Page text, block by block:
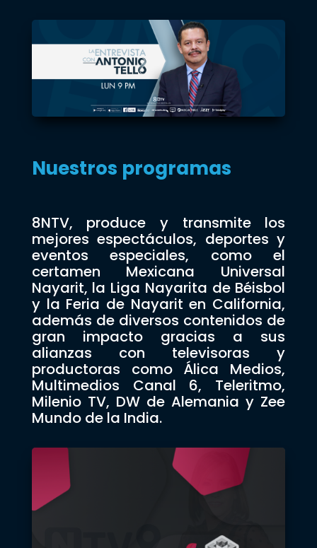
Nuestros programas
8NTV, produce y transmite los
mejores espectáculos, deportes y
eventos especiales, como el
certamen Mexicana Universal
Nayarit, la Liga Nayarita de Béisbol
y la Feria de Nayarit en California,
además de diversos contenidos de
gran impacto gracias a sus
alianzas con televisoras y
productoras como Álica Medios,
Multimedios Canal 6, Teleritmo,
Milenio TV, DW de Alemania y Zee
Mundo de la India.